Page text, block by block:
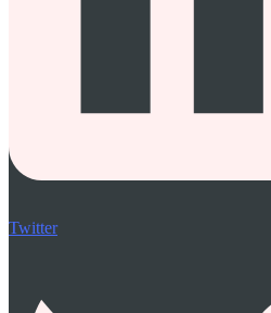
Twitter